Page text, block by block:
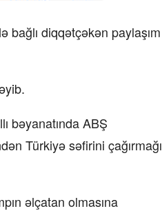
bağlı diqqətçəkən paylaşım
bəyanatında ABŞ
Türkiyə səfirini çağırmağı
əlçatan olmasına